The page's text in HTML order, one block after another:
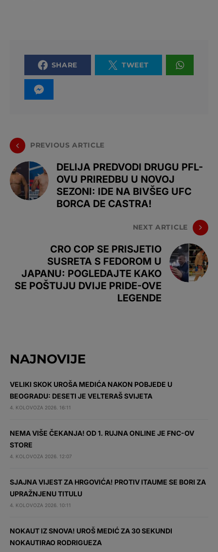
SHARE TWEET
PREVIOUS ARTICLE
DELIJA PREDVODI DRUGU PFL-
OVU PRIREDBU U NOVOJ
SEZONI: IDE NA BIVŠEG UFC
BORCA DE CASTRA!
NEXT ARTICLE
CRO COP SE PRISJETIO
SUSRETA S FEDOROM U
JAPANU: POGLEDAJTE KAKO
SE POŠTUJU DVIJE PRIDE-OVE
LEGENDE
NAJNOVIJE
VELIKI SKOK UROŠA MEDIĆA NAKON POBJEDE U
BEOGRADU: DESETI JE VELTERAŠ SVIJETA
4. KOLOVOZA 2026. 16:11
NEMA VIŠE ČEKANJA! OD 1. RUJNA ONLINE JE FNC-OV
STORE
4. KOLOVOZA 2026. 12:07
SJAJNA VIJEST ZA HRGOVIĆA! PROTIV ITAUME SE BORI ZA
UPRAŽNJENU TITULU
4. KOLOVOZA 2026. 10:11
NOKAUT IZ SNOVA! UROŠ MEDIĆ ZA 30 SEKUNDI
NOKAUTIRAO RODRIGUEZA